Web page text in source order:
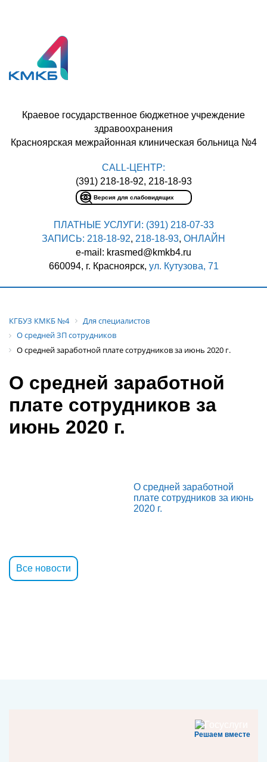
CALL-ЦЕНТР:
(391) 218-18-92, 218-18-93
Версия для слабовидящих
Краевое государственное бюджетное учреждение
здравоохранения
Красноярская межрайонная клиническая больница №4
ПЛАТНЫЕ УСЛУГИ: (391) 218-07-33
ЗАПИСЬ: 218-18-92, 218-18-93, ОНЛАЙН
e-mail: krasmed@kmkb4.ru
660094, г. Красноярск, ул. Кутузова, 71
КГБУЗ КМКБ №4
Для специалистов
О средней ЗП сотрудников
О средней заработной плате сотрудников за июнь 2020 г.
О средней заработной
плате сотрудников за
июнь 2020 г.
О средней заработной
плате сотрудников за июнь
2020 г.
Все новости
Решаем вместе